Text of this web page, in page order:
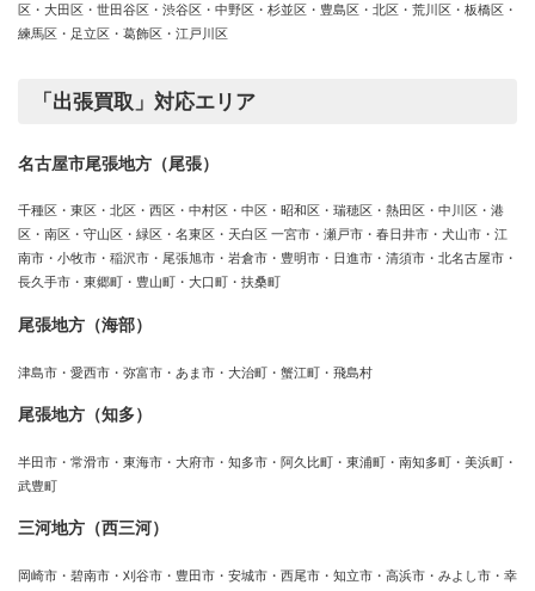
区・大田区・世田谷区・渋谷区・中野区・杉並区・豊島区・北区・荒川区・板橋区・
練馬区・足立区・葛飾区・江戸川区
「出張買取」対応エリア
名古屋市尾張地方（尾張）
千種区・東区・北区・西区・中村区・中区・昭和区・瑞穂区・熱田区・中川区・港
区・南区・守山区・緑区・名東区・天白区 一宮市・瀬戸市・春日井市・犬山市・江
南市・小牧市・稲沢市・尾張旭市・岩倉市・豊明市・日進市・清須市・北名古屋市・
長久手市・東郷町・豊山町・大口町・扶桑町
尾張地方（海部）
津島市・愛西市・弥富市・あま市・大治町・蟹江町・飛島村
尾張地方（知多）
半田市・常滑市・東海市・大府市・知多市・阿久比町・東浦町・南知多町・美浜町・
武豊町
三河地方（西三河）
岡崎市・碧南市・刈谷市・豊田市・安城市・西尾市・知立市・高浜市・みよし市・幸